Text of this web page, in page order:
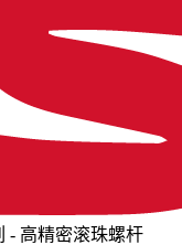
- 高精密滚珠螺杆